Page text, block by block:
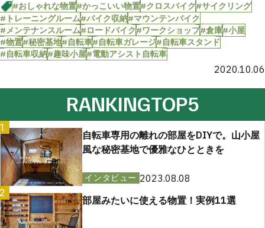
#おしゃれな物置#かっこいい物置#クロスバイク#サイクリング
#トレーニングルーム#バイク収納#マウンテンバイク
#メンテナンスルーム#ロードバイク#ワークショップ#倉庫#小屋
#物置#秘密基地#自転車#自転車ガレージ#自転車スタンド
#自転車収納#趣味小屋#電動アシスト自転車
2020.10.06
RANKINGTOP5
1
自転車専用の離れの部屋をDIYで。山小屋
風な秘密基地で優雅なひとときを
インタビュー 2023.08.08
2
部屋みたいに使える物置！実例11選